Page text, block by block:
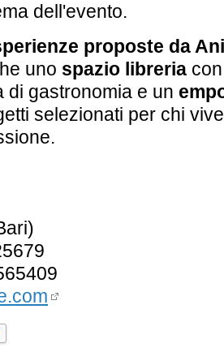
dell'evento.
proposte da
uno spazio libreria
di gastronomia e un
selezionati per chi